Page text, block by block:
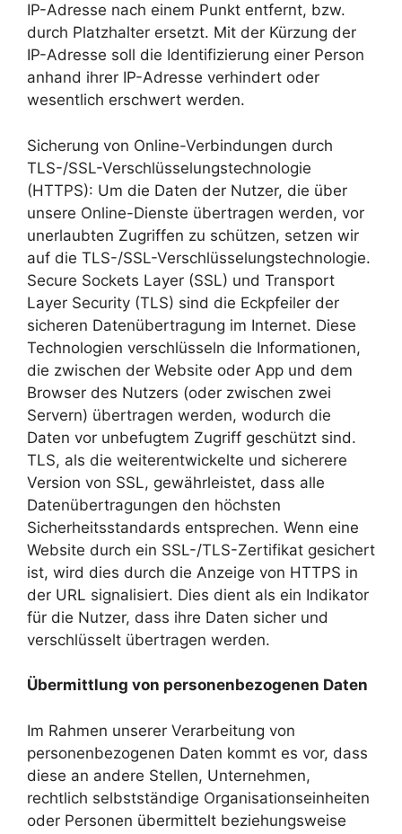
IP-Adresse nach einem Punkt entfernt, bzw.
durch Platzhalter ersetzt. Mit der Kürzung der
IP-Adresse soll die Identifizierung einer Person
anhand ihrer IP-Adresse verhindert oder
wesentlich erschwert werden.
Sicherung von Online-Verbindungen durch
TLS-/SSL-Verschlüsselungstechnologie
(HTTPS): Um die Daten der Nutzer, die über
unsere Online-Dienste übertragen werden, vor
unerlaubten Zugriffen zu schützen, setzen wir
auf die TLS-/SSL-Verschlüsselungstechnologie.
Secure Sockets Layer (SSL) und Transport
Layer Security (TLS) sind die Eckpfeiler der
sicheren Datenübertragung im Internet. Diese
Technologien verschlüsseln die Informationen,
die zwischen der Website oder App und dem
Browser des Nutzers (oder zwischen zwei
Servern) übertragen werden, wodurch die
Daten vor unbefugtem Zugriff geschützt sind.
TLS, als die weiterentwickelte und sicherere
Version von SSL, gewährleistet, dass alle
Datenübertragungen den höchsten
Sicherheitsstandards entsprechen. Wenn eine
Website durch ein SSL-/TLS-Zertifikat gesichert
ist, wird dies durch die Anzeige von HTTPS in
der URL signalisiert. Dies dient als ein Indikator
für die Nutzer, dass ihre Daten sicher und
verschlüsselt übertragen werden.
Übermittlung von personenbezogenen Daten
Im Rahmen unserer Verarbeitung von
personenbezogenen Daten kommt es vor, dass
diese an andere Stellen, Unternehmen,
rechtlich selbstständige Organisationseinheiten
oder Personen übermittelt beziehungsweise